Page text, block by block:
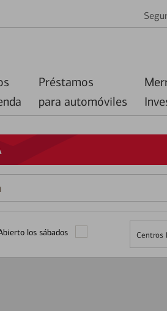
Préstamos
para automóviles
los sábados Centros